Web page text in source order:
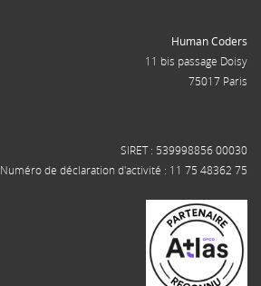
Human Coders
11 bis passage Doisy
75017 Paris
SIRET : 539998856 00030
Numéro de déclaration d'activité : 11 75 48362 75